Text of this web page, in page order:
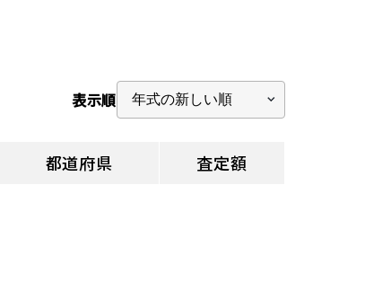
表示順
都道府県 査定額